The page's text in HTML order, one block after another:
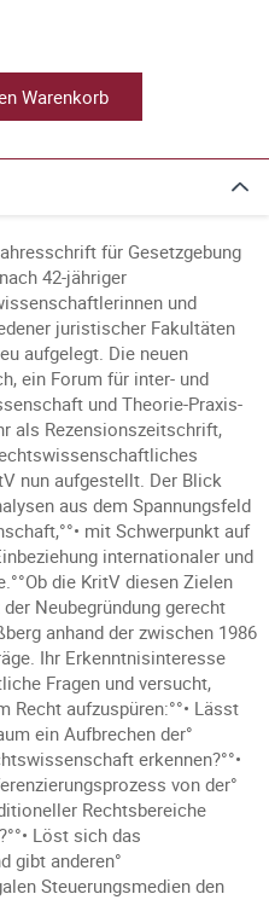
Warenkorb
für Gesetzgebung
42-jähriger
und
juristischer Fakultäten
aufgelegt. Die neuen
ein Forum für inter- und
und Theorie-Praxis-
als Rezensionszeitschrift,
nun aufgestellt. Der Blick
aus dem Spannungsfeld
mit Schwerpunkt auf
internationaler und
die KritV diesen Zielen
Neubegründung gerecht
anhand der zwischen 1986
Ihr Erkenntnisinteresse
Fragen und versucht,
aufzuspüren:°°• Lässt
ein Aufbrechen der°
erkennen?°°•
von der°
Rechtsbereiche
Löst sich das
gibt anderen°
Steuerungsmedien den